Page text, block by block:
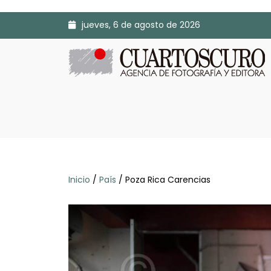
jueves, 6 de agosto de 2026
Inicio / País / Poza Rica Carencias